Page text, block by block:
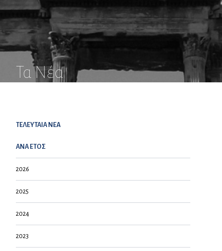
Τα Νέα
ΤΕΛΕΥΤΑΙΑ NEA
ΑΝΑ ΕΤΟΣ
2026
2025
2024
2023